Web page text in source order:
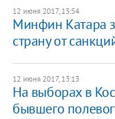
12 июня 2017, 13:54
Минфин Катара
страну от
12 июня 2017, 13:13
На выборах в
бывшего